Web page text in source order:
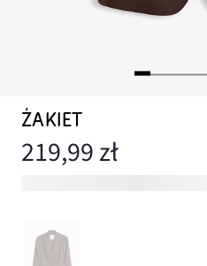
ŻAKIET
219,99 zł